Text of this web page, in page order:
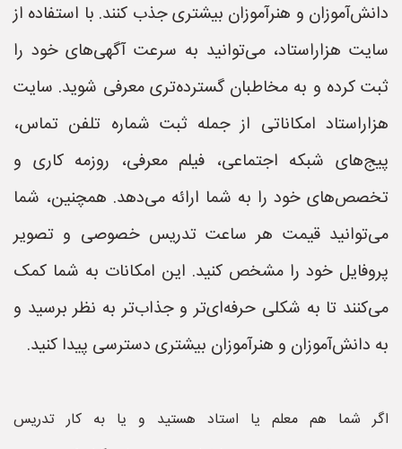
دانش‌آموزان و هنرآموزان بیشتری جذب کنند. با استفاده از
سایت هزاراستاد، می‌توانید به سرعت آگهی‌های خود را
ثبت کرده و به مخاطبان گسترده‌تری معرفی شوید. سایت
هزاراستاد امکاناتی از جمله ثبت شماره تلفن تماس،
پیج‌های شبکه اجتماعی، فیلم معرفی، روزمه کاری و
تخصص‌های خود را به شما ارائه می‌دهد. همچنین، شما
می‌توانید قیمت هر ساعت تدریس خصوصی و تصویر
پروفایل خود را مشخص کنید. این امکانات به شما کمک
می‌کنند تا به شکلی حرفه‌ای‌تر و جذاب‌تر به نظر برسید و
به دانش‌آموزان و هنرآموزان بیشتری دسترسی پیدا کنید.
اگر شما هم معلم یا استاد هستید و یا به کار تدریس